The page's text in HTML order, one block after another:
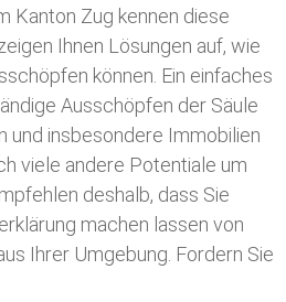
Kanton Zug kennen diese
Ihnen Lösungen auf, wie
können. Ein einfaches
Ausschöpfen der Säule
und insbesondere Immobilien
viele andere Potentiale um
deshalb, dass Sie
machen lassen von
Ihrer Umgebung. Fordern Sie